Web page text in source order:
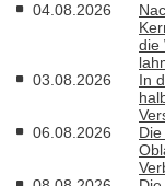
04.08.2026
die
03.08.2026
In
06.08.2026